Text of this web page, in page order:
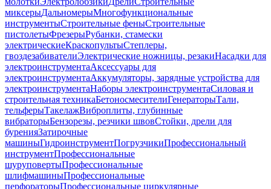
миксерыДальномерыМногофункциональные
инструментыСтроительные феныСтроительные
пистолетыФрезерыРубанки, стамески
электрическиеКраскопультыСтеплеры,
гвоздезабивателиЭлектрические ножницы, резакиНасадки для
электроинструментаАксессуары для
электроинструментаАккумуляторы, зарядные устройства для
электроинструментаНаборы электроинструментаСиловая и
строительная техникаБетоносмесителиГенераторыТали,
тельферыТакелажВиброплиты, глубинные
вибраторыБензорезы, резчики швовСтойки, дрели для
буренияЗатирочные
машиныГидроинструментПогрузчикиПрофессиональный
инструментПрофессиональные
шуруповертыПрофессиональные
шлифмашиныПрофессиональные
перфораторыПрофессиональные циркулярные